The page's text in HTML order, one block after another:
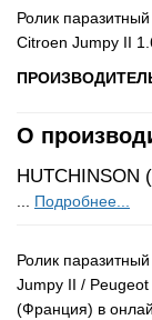
Ролик
Citroen Jumpy II
О
HUTCHINSON
Подробнее...
Ролик
Jumpy II /
(Франция) в